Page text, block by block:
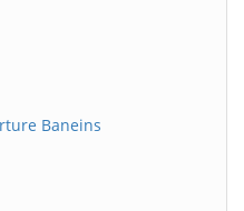
Baneins